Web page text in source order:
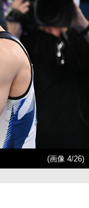
(画像 4/26)